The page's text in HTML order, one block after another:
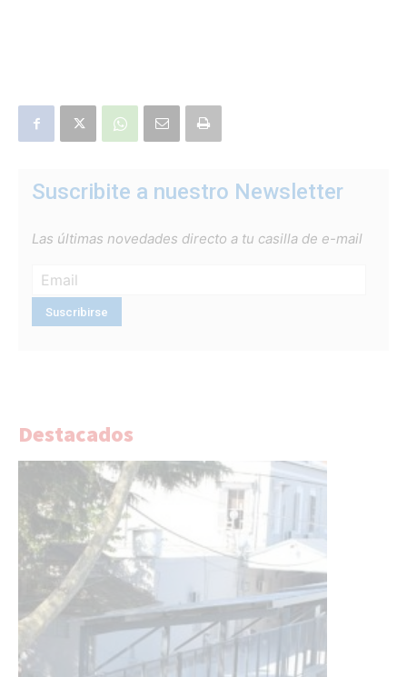
Suscribite a nuestro Newsletter
Las últimas novedades directo a tu casilla de e-mail
Destacados